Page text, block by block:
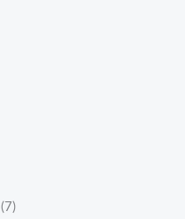
(7)